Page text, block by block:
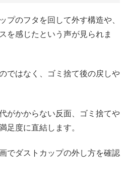
プのフタを回して外す構造や、
を感じたという声が見られま
ではなく、ゴミ捨て後の戻しや
がかからない反面、ゴミ捨てや
足度に直結します。
でダストカップの外し方を確認